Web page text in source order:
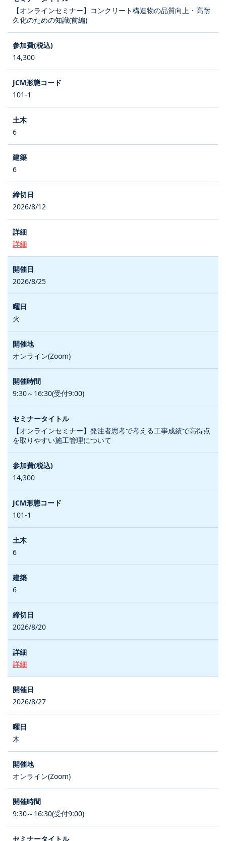
【オンラインセミナー】コンクリート構造物の品質向上・高耐
久化のための知識(前編)
14,300
101-1
6
6
2026/8/12
詳細
2026/8/25
火
オンライン(Zoom)
9:30～16:30(受付9:00)
【オンラインセミナー】発注者思考で考える工事成績で高得点
を取りやすい施工管理について
14,300
101-1
6
6
2026/8/20
詳細
2026/8/27
木
オンライン(Zoom)
9:30～16:30(受付9:00)